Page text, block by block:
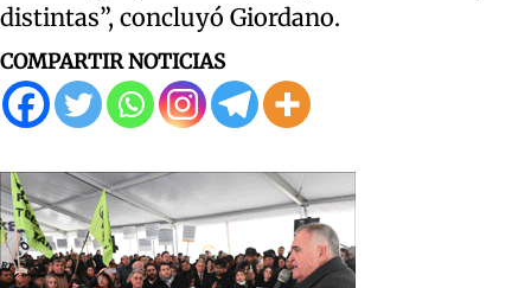
distintas”, concluyó Giordano.
COMPARTIR NOTICIAS